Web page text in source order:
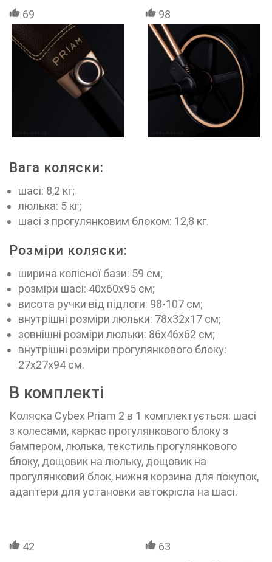
69 98
Вага коляски:
шасі: 8,2 кг;
люлька: 5 кг;
шасі з прогулянковим блоком: 12,8 кг.
Розміри коляски:
ширина колісної бази: 59 см;
розміри шасі: 40х60х95 см;
висота ручки від підлоги: 98-107 см;
внутрішні розміри люльки: 78х32х17 см;
зовнішні розміри люльки: 86х46х62 см;
внутрішні розміри прогулянкового блоку:
27х27х94 см.
В комплекті
Коляска Cybex Priam 2 в 1 комплектується: шасі
з колесами, каркас прогулянкового блоку з
бампером, люлька, текстиль прогулянкового
блоку, дощовик на люльку, дощовик на
прогулянковий блок, нижня корзина для покупок,
адаптери для установки автокрісла на шасі.
42 63